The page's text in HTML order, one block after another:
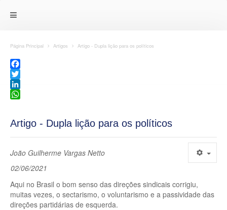
Página Principal Artigos Artigo - Dupla lição para os políticos
Facebook
Twitter
LinkedIn
Artigo - Dupla lição para os políticos
João Guilherme Vargas Netto
02/06/2021
Aqui no Brasil o bom senso das direções sindicais corrigiu,
muitas vezes, o sectarismo, o voluntarismo e a passividade das
direções partidárias de esquerda.